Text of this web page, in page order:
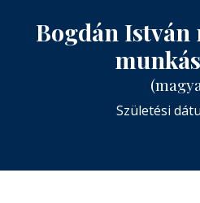
Bogdán
Születési